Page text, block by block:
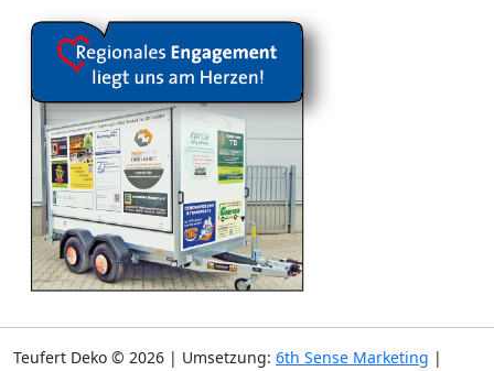
Teufert Deko © 2026 | Umsetzung: 6th Sense Marketing |